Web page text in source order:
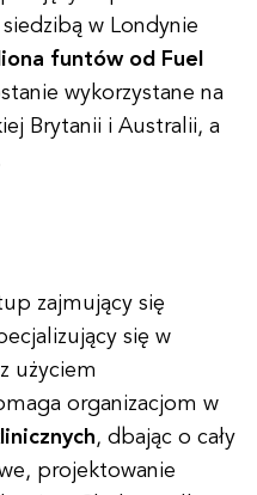
w Londynie
funtów od Fuel
wykorzystane na
Brytanii i Australii, a
zajmujący się
się w
użyciem
organizacjom w
, dbając o cały
projektowanie